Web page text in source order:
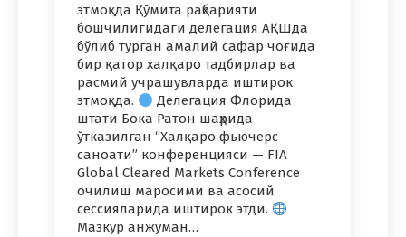
этмоқда Қўмита раҳбарияти
бошчилигидаги делегация АҚШда
бўлиб турган амалий сафар чоғида
бир қатор халқаро тадбирлар ва
расмий учрашувларда иштирок
этмоқда.
Делегация Флорида
штати Бока Ратон шаҳрида
ўтказилган “Халқаро фьючерс
саноати” конференцияси — FIA
Global Cleared Markets Conference
очилиш маросими ва асосий
сессияларида иштирок этди.
Мазкур анжуман…